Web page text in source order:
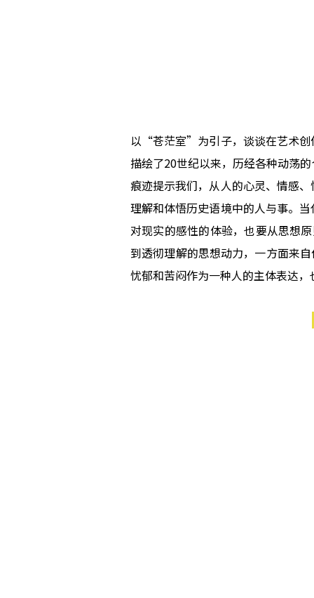
以“苍茫室”为引子，谈谈在艺术创
描绘了20世纪以来，历经各种动荡
痕迹提示我们，从人的心灵、情感
理解和体悟历史语境中的人与事。
对现实的感性的体验，也要从思想
到透彻理解的思想动力，一方面来
忧郁和苦闷作为一种人的主体表达